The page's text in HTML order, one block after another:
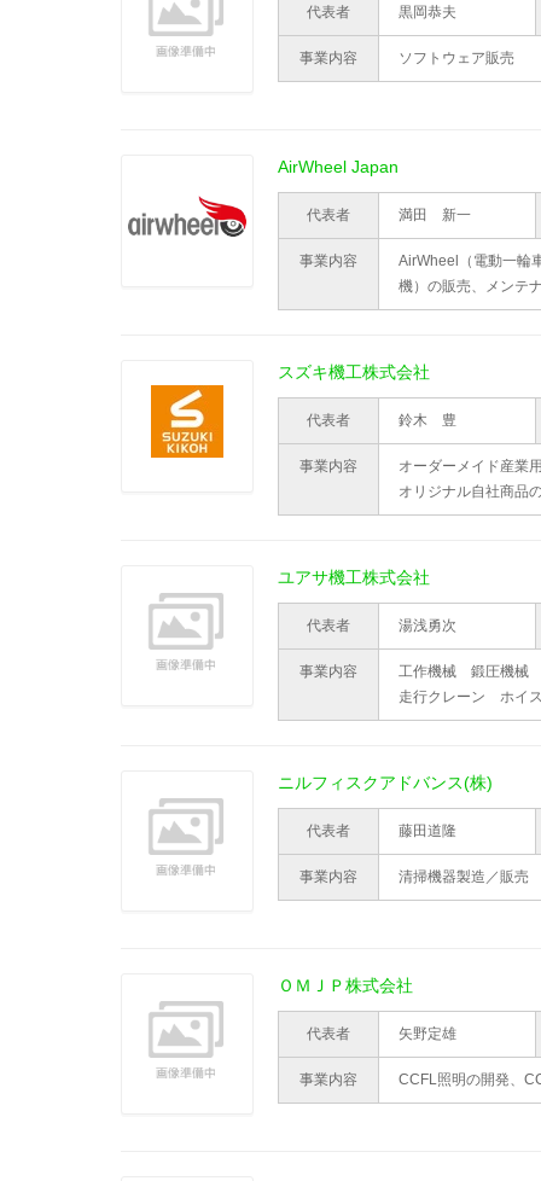
代表者 黒岡恭夫
事業内容 ソフトウェア販売
AirWheel Japan
代表者 満田 新一
事業内容
AirWheel（電動一輪
機）の販売、メンテ
スズキ機工株式会社
代表者 鈴木 豊
事業内容
オーダーメイド産業
オリジナル自社商品
ユアサ機工株式会社
代表者 湯浅勇次
事業内容
工作機械 鍛圧機械
走行クレーン ホイ
ニルフィスクアドバンス(株)
代表者 藤田道隆
事業内容 清掃機器製造／販売
ＯＭＪＰ株式会社
代表者 矢野定雄
事業内容 CCFL照明の開発、